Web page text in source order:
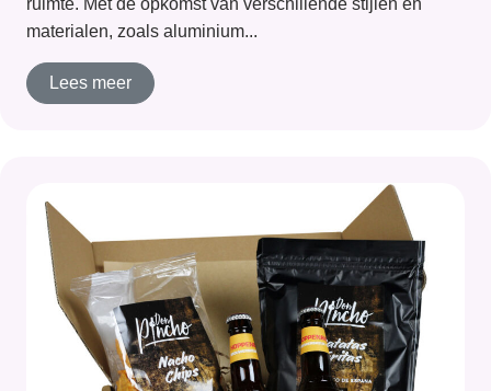
materialen, zoals aluminium...
Lees meer